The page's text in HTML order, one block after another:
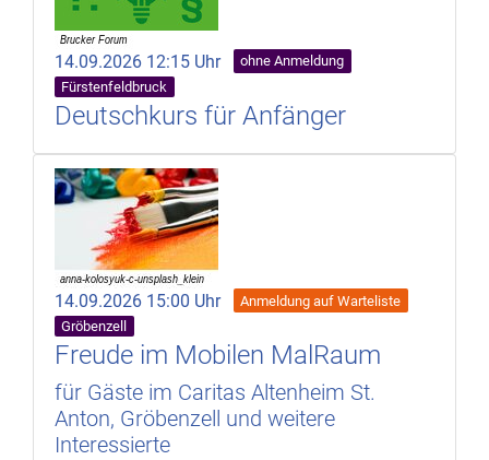
14.09.2026 12:15 Uhr
ohne Anmeldung
Fürstenfeldbruck
Deutschkurs für Anfänger
14.09.2026 15:00 Uhr
Anmeldung auf Warteliste
Gröbenzell
Freude im Mobilen MalRaum
für Gäste im Caritas Altenheim St.
Anton, Gröbenzell und weitere
Interessierte